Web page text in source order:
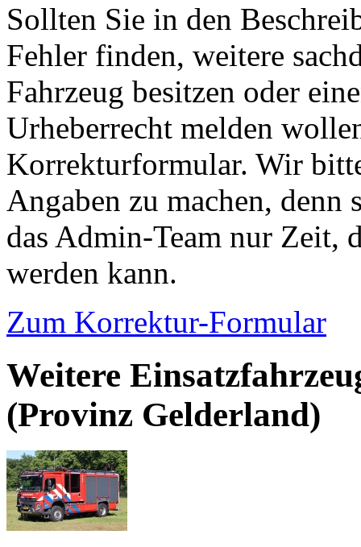
Sollten Sie in den
Fehler finden, weitere
Fahrzeug besitzen oder
Urheberrecht melden
Korrekturformular. Wir
Angaben zu machen,
das Admin-Team nur Zeit,
werden kann.
Zum Korrektur-Formular
Weitere
(Provinz Gelderland)